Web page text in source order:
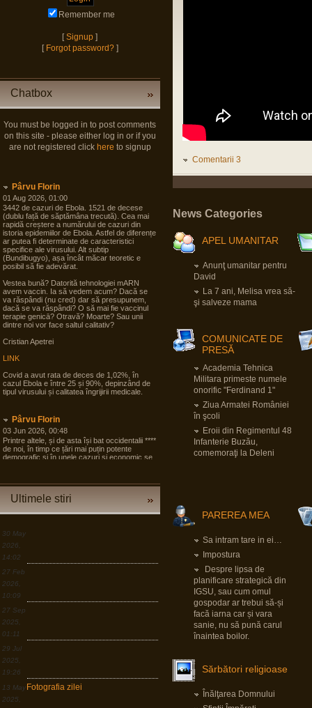
Remember me
[Signup ]
[ Forgot password? ]
Chatbox
You must be logged in to post comments
on this site - please either log in or if you
are not registered click here to signup
Pârvu Florin
01 Aug 2026, 01:00
3442 de cazuri de Ebola. 1521 de decese
(dublu față de săptămâna trecută). Cea mai
rapidă creștere a numărului de cazuri din
istoria epidemiilor de Ebola. Astfel de diferențe
ar putea fi determinate de caracteristici
specifice ale virusului. Alt subtip
(Bundibugyo), așa încât măcar teoretic e
posibil să fie adevărat.
Vestea bună? Datorită tehnologiei mARN
avem vaccin. Ia să vedem acum? Dacă se
va răspândi (nu cred) dar să presupunem,
dacă se va răspândi? O să mai fie vaccinul
terapie genicā? Otravă? Moarte? Sau unii
dintre noi vor face saltul calitativ?
Cristian Apetrei
LINK
Covid a avut rata de deces de 1,02%, în
cazul Ebola e între 25 și 90%, depinzând de
tipul virusului și calitatea îngrijirii medicale.
Pârvu Florin
03 Jun 2026, 00:48
Printre altele, și de asta își bat occidentalii ****
de noi, în timp ce țări mai puțin potente
demografic și în unele cazuri și economic se
din societate, noi încă dezbatem cine e
războiul cea mai bună resursă a Europei sunt
Pârvu Florin
19 Mar 2026, 00:50
LINK
Pârvu Florin
30 Dec 2025, 18:17
Dacă e ceva ce am învățat în viața asta,
care te iubesc, e faptul că o criză e în egală
măsură o oportunitate, dar asta doar în
măsura în care ești dispus să sacrifici
confortul pe termen scurt și să ți asumi
riscuri.
Ultimele stiri
30 May
2026,
14:02
27 Feb
2026,
10:09
27 Sep
2025,
01:11
29 Jul
2025,
19:26
13 May
2025,
Fotografia zilei
Comentarii 3
News Categories
APEL UMANITAR
Anunţ umanitar pentru
David
La 7 ani, Melisa vrea să-
şi salveze mama
COMUNICATE DE
PRESĂ
Academia Tehnica
Militara primeste numele
onorific "Ferdinand 1"
Ziua Armatei României
în şcoli
Eroii din Regimentul 48
Infanterie Buzău,
comemoraţi la Deleni
PAREREA MEA
Sa intram tare in ei…
Impostura
Despre lipsa de
planificare strategică din
IGSU, sau cum omul
gospodar ar trebui să-și
facă iarna car și vara
sanie, nu să pună carul
înaintea boilor.
Sărbători religioase
Înălţarea Domnului